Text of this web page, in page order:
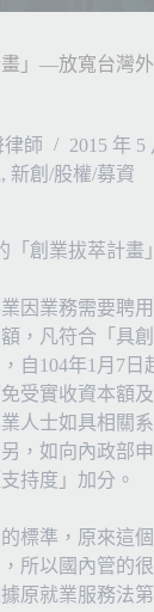
」—放寬台灣
律師
2015 年 5
, 新創/股權/募資
「創業拔萃計畫」
因業務需要聘
，凡符合「具
自104年1月7日
受實收資本額
人士如具相關
，如向內政部
持度」加分。
標準，原來這
所以國內管的
原就業服務法